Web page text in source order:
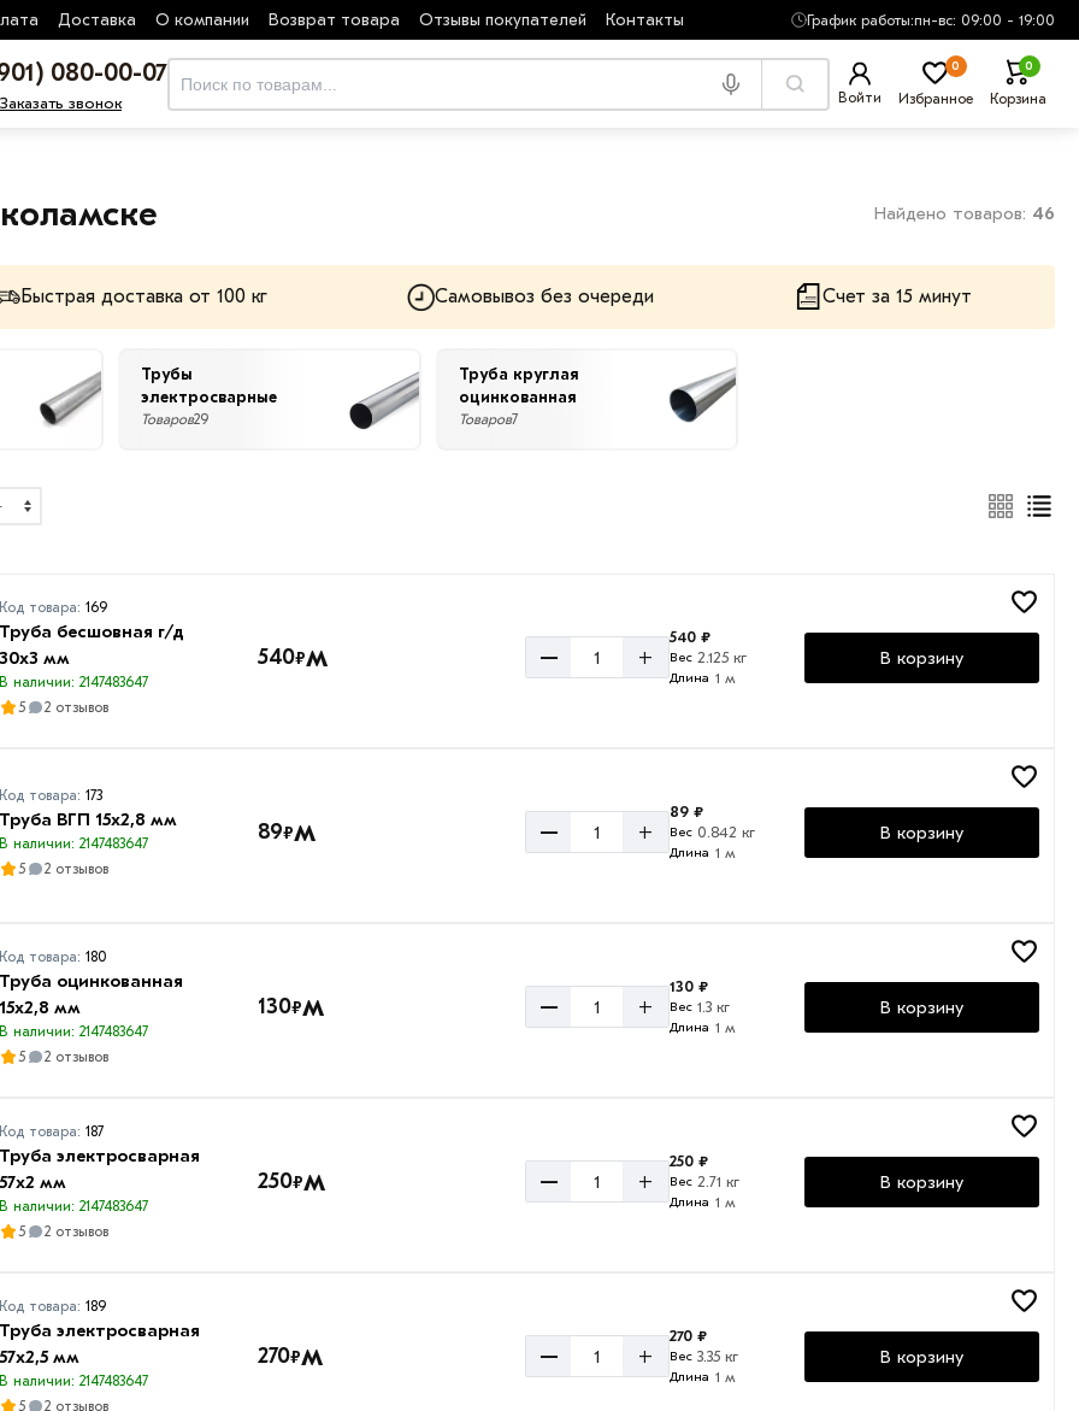
Доставка О компании Возврат товара Отзывы покупателей Контакты График работы:пн-вс: 09:00 - 19:00
080-00-07
Заказать звонок Войти Избранное
0
Корзина
0
Найдено товаров: 46
Быстрая доставка от 100 кг Самовывоз без очереди Счет за 15 минут
Трубы
электросварные
Товаров29
Труба круглая
оцинкованная
Товаров7
товара: 169
бесшовная г/д
мм
наличии: 2147483647
5
2 отзывов
540₽м – +
540 ₽
Вес 2.125 кг
Длина 1 м
В корзину
товара: 173
ВГП 15х2,8 мм
наличии: 2147483647
5
2 отзывов
89₽м – +
89 ₽
Вес 0.842 кг
Длина 1 м
В корзину
товара: 180
оцинкованная
мм
наличии: 2147483647
5
2 отзывов
130₽м – +
130 ₽
Вес 1.3 кг
Длина 1 м
В корзину
товара: 187
электросварная
мм
наличии: 2147483647
5
2 отзывов
250₽м – +
250 ₽
Вес 2.71 кг
Длина 1 м
В корзину
товара: 189
электросварная
мм
наличии: 2147483647
5
2 отзывов
270₽м – +
270 ₽
Вес 3.35 кг
Длина 1 м
В корзину